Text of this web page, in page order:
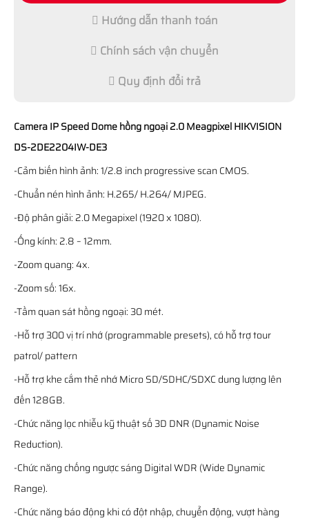
Hướng dẫn thanh toán
Chính sách vận chuyển
Quy định đổi trả
Camera IP Speed Dome hồng ngoại 2.0 Meagpixel HIKVISION
DS-2DE2204IW-DE3
-Cảm biến hình ảnh: 1/2.8 inch progressive scan CMOS.
-Chuẩn nén hình ảnh: H.265/ H.264/ MJPEG.
-Độ phân giải: 2.0 Megapixel (1920 x 1080).
-Ống kính: 2.8 – 12mm.
-Zoom quang: 4x.
-Zoom số: 16x.
-Tầm quan sát hồng ngoại: 30 mét.
-Hỗ trợ 300 vị trí nhớ (programmable presets), có hỗ trợ tour
patrol/ pattern
-Hỗ trợ khe cắm thẻ nhớ Micro SD/SDHC/SDXC dung lượng lên
đến 128GB.
-Chức năng lọc nhiễu kỹ thuật số 3D DNR (Dynamic Noise
Reduction).
-Chức năng chống ngược sáng Digital WDR (Wide Dynamic
Range).
-Chức năng báo động khi có đột nhập, chuyển động, vượt hàng